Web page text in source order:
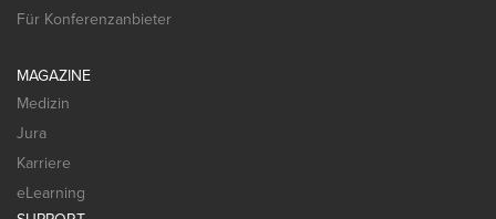
Für Konferenzanbieter
MAGAZINE
Medizin
Jura
Karriere
eLearning